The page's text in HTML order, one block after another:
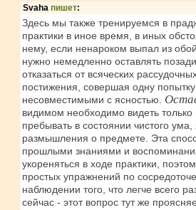
Svaha пишет:
Здесь мы также тренируемся в
практики в иное время, в иных
нему, если ненароком выпал из
нужно немедленно оставлять
отказаться от всяческих
постижения, совершая одну
несовместимыми с ясностью.
видимом необходимо видеть
пребывать в состоянии чистого
размышления о предмете. Эта
прошлыми знаниями и
укореняться в ходе практики,
простых упражнений по
наблюдении того, что легче всего
сейчас - этот вопрос тут же